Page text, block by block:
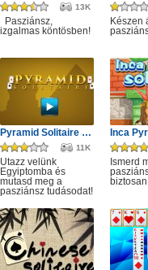
13K
Pasziánsz,
izgalmas köntösben!
Készen
Pyramid Solitaire HTML
11K
Utazz velünk
Egyiptomba és
mutasd meg a
pasziánsz tudásodat!
Ismerd